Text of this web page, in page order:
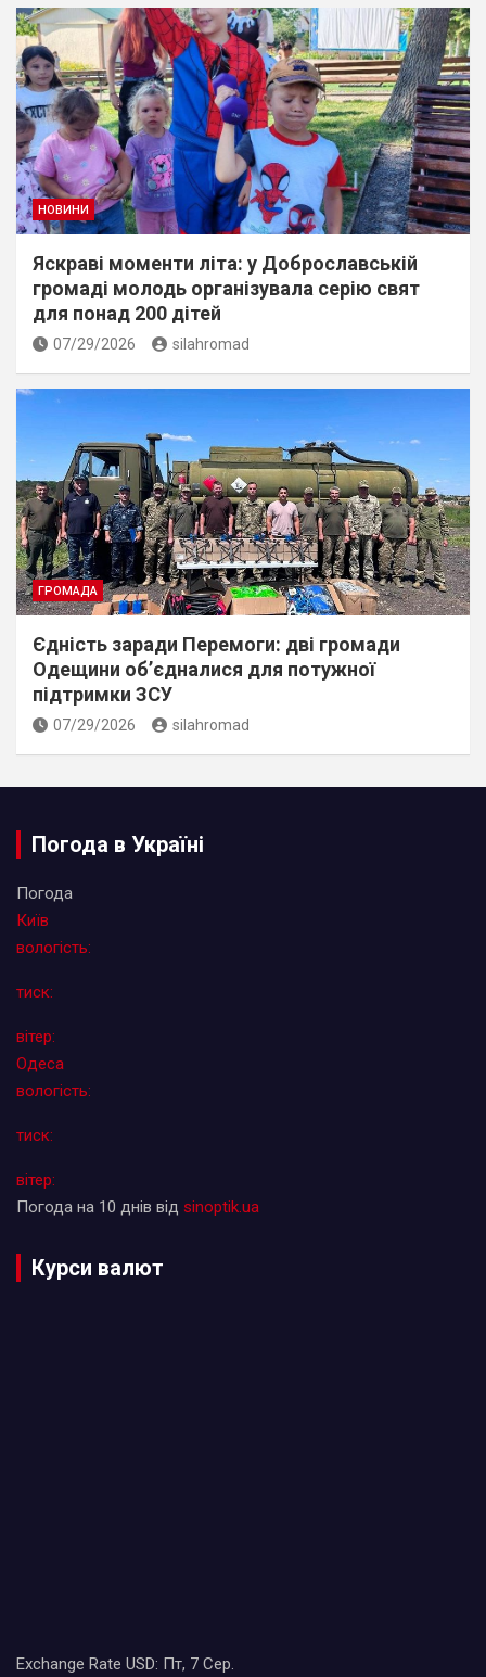
НОВИНИ
Яскраві моменти літа: у Доброславській
громаді молодь організувала серію свят
для понад 200 дітей
07/29/2026 silahromad
ГРОМАДА
Єдність заради Перемоги: дві громади
Одещини об’єдналися для потужної
підтримки ЗСУ
07/29/2026 silahromad
Погода в Україні
Погода
Київ
вологість:
тиск:
вітер:
Одеса
вологість:
тиск:
вітер:
Погода на 10 днів від sinoptik.ua
Курси валют
Exchange Rate USD: Пт, 7 Сер.